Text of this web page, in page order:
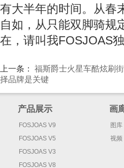
有大半年的时间。从春
自如，从只能双脚骑规
在，请叫我FOSJOAS
上一条： 福斯爵士火星车酷炫刷
择品牌是关键
产品展示
FOSJOAS V9
FOSJOAS V5
FOSJOAS V3
FOSJOAS V8
画
图库
视频